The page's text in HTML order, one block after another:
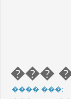
���
���� ���: